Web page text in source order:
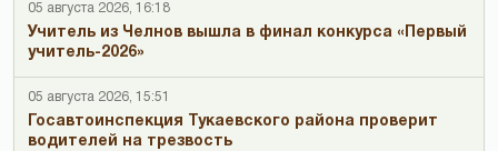
05 августа 2026, 16:18
Учитель из Челнов вышла в финал конкурса «Первый
учитель-2026»
05 августа 2026, 15:51
Госавтоинспекция Тукаевского района проверит
водителей на трезвость